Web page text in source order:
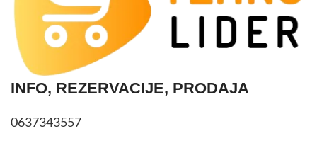
INFO, REZERVACIJE, PRODAJA
0637343557